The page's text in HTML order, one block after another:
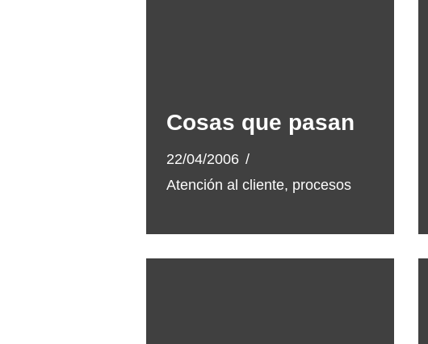
Cosas que pasan
22/04/2006
Atención al cliente, procesos